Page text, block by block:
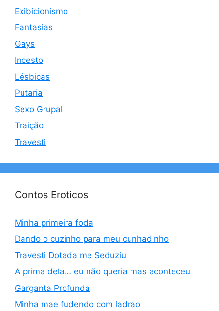
Exibicionismo
Fantasias
Gays
Incesto
Lésbicas
Putaria
Sexo Grupal
Traição
Travesti
Contos Eroticos
Minha primeira foda
Dando o cuzinho para meu cunhadinho
Travesti Dotada me Seduziu
A prima dela… eu não queria mas aconteceu
Garganta Profunda
Minha mae fudendo com ladrao